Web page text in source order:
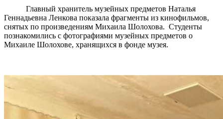
Главный хранитель музейных предметов Наталья
Геннадьевна Ленкова показала фрагменты из кинофильмов,
снятых по произведениям Михаила Шолохова. Студенты
познакомились с фотографиями музейных предметов о
Михаиле Шолохове, хранящихся в фонде музея.